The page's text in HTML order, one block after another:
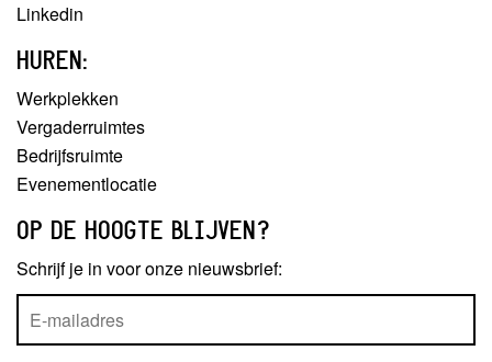
Linkedin
HUREN:
Werkplekken
Vergaderruimtes
Bedrijfsruimte
Evenementlocatie
OP DE HOOGTE BLIJVEN?
Schrijf je in voor onze nieuwsbrief: